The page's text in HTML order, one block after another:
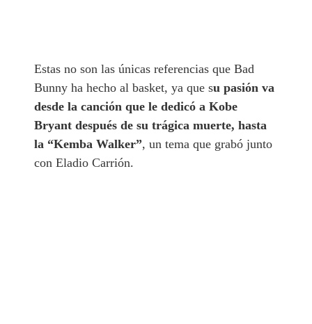
Estas no son las únicas referencias que Bad
Bunny ha hecho al basket, ya que su pasión va
desde la canción que le dedicó a Kobe
Bryant después de su trágica muerte, hasta
la “Kemba Walker”, un tema que grabó junto
con Eladio Carrión.